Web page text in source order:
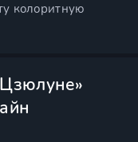
колоритную